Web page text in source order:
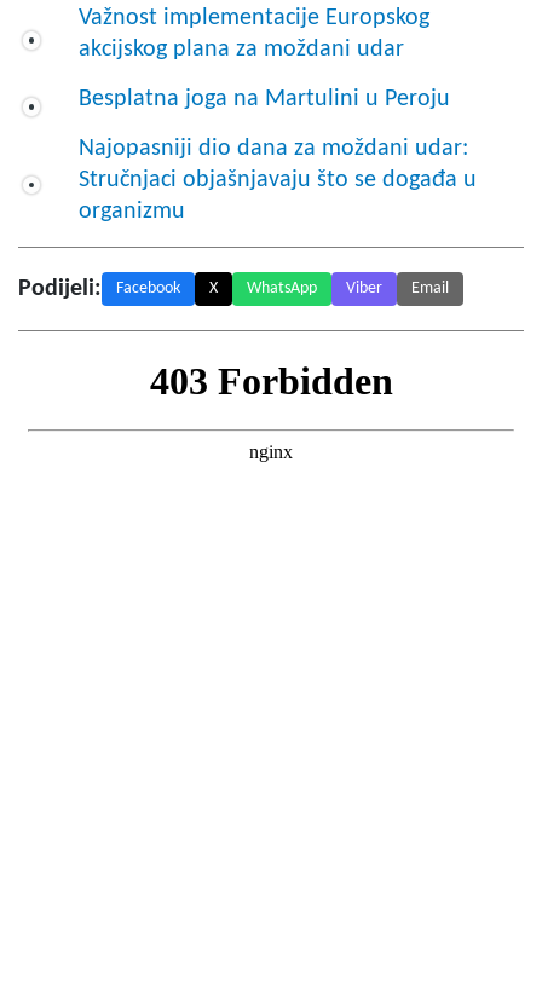
Važnost implementacije Europskog
akcijskog plana za moždani udar
Besplatna joga na Martulini u Peroju
Najopasniji dio dana za moždani udar:
Stručnjaci objašnjavaju što se događa u
organizmu
Podijeli: Facebook X WhatsApp Viber Email